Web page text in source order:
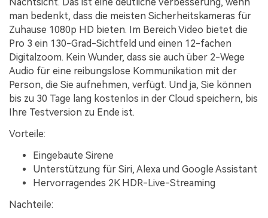
man bedenkt, dass die meisten Sicherheitskameras für
Zuhause 1080p HD bieten. Im Bereich Video bietet die
Pro 3 ein 130-Grad-Sichtfeld und einen 12-fachen
Digitalzoom. Kein Wunder, dass sie auch über 2-Wege
Audio für eine reibungslose Kommunikation mit der
Person, die Sie aufnehmen, verfügt. Und ja, Sie können
bis zu 30 Tage lang kostenlos in der Cloud speichern, bis
Ihre Testversion zu Ende ist.
Vorteile:
Eingebaute Sirene
Unterstützung für Siri, Alexa und Google Assistant
Hervorragendes 2K HDR-Live-Streaming
Nachteile: